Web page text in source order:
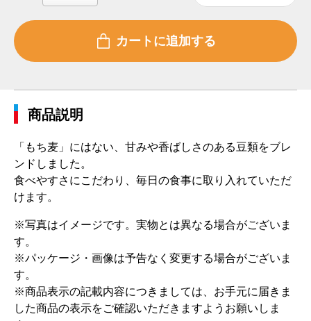
商品説明
「もち麦」にはない、甘みや香ばしさのある豆類をブレ
ンドしました。
食べやすさにこだわり、毎日の食事に取り入れていただ
けます。
※写真はイメージです。実物とは異なる場合がございま
す。
※パッケージ・画像は予告なく変更する場合がございま
す。
※商品表示の記載内容につきましては、お手元に届きま
した商品の表示をご確認いただきますようお願いしま